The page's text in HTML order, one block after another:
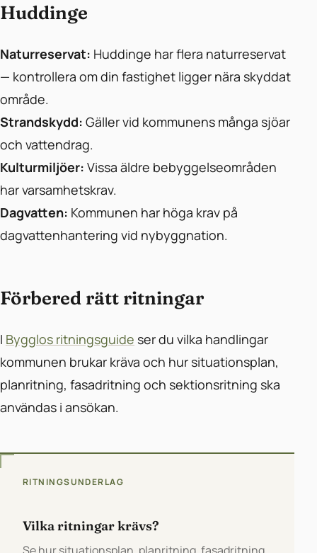
Huddinge
Naturreservat: Huddinge har flera naturreservat
— kontrollera om din fastighet ligger nära skyddat
område.
Strandskydd: Gäller vid kommunens många sjöar
och vattendrag.
Kulturmiljöer: Vissa äldre bebyggelseområden
har varsamhetskrav.
Dagvatten: Kommunen har höga krav på
dagvattenhantering vid nybyggnation.
Förbered rätt ritningar
I Bygglos ritningsguide ser du vilka handlingar
kommunen brukar kräva och hur situationsplan,
planritning, fasadritning och sektionsritning ska
användas i ansökan.
RITNINGSUNDERLAG
Vilka ritningar krävs?
Se hur situationsplan, planritning, fasadritning